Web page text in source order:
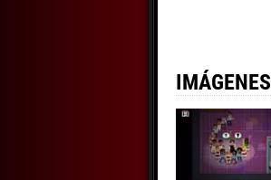
IMÁGENES